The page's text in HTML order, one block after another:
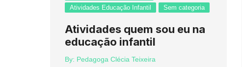
Atividades Educação Infantil
Sem categoria
Atividades quem sou eu na
educação infantil
By: Pedagoga Clécia Teixeira